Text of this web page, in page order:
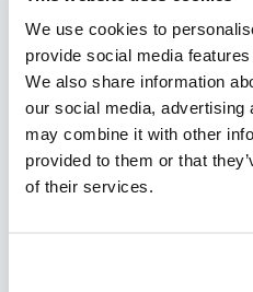
We use cookies to
provide social media
We also share information
our social media, advertising
may combine it with other
provided to them or that
of their services.
ramen, waardoor er geen
nodig is. Hierdoor wordt het
beïnvloed.
Opbouwrolluiken werk je
naadloos weg. Afhankelijk
een klein stukje van de
de buitenzijde. Ze zijn
Wil je je rolluiken liever